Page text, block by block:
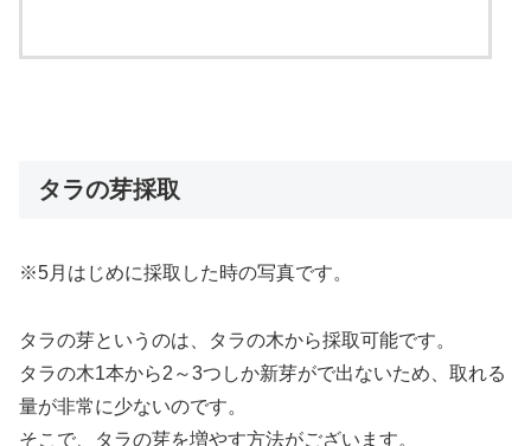
タラの芽採取
※5月はじめに採取した時の写真です。
タラの芽というのは、タラの木から採取可能です。
タラの木1本から2～3つしか新芽がで出ないため、取れる
量が非常に少ないのです。
そこで、タラの芽を増やす方法がございます。